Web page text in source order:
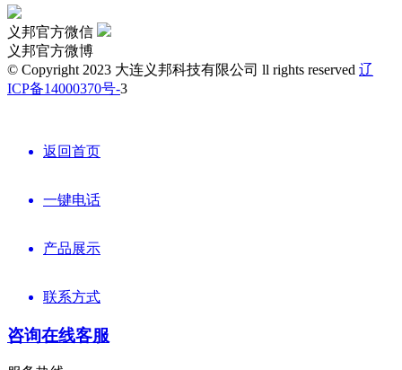
义邦官方微信
义邦官方微博
© Copyright 2023 大连义邦科技有限公司 ll rights reserved 辽
ICP备14000370号-3
返回首页
一键电话
产品展示
联系方式
咨询在线客服